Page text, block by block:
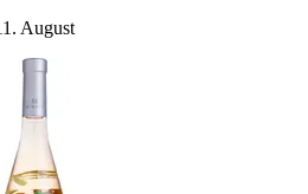
August